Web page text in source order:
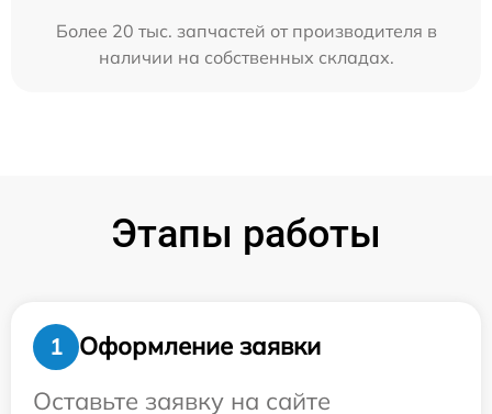
Более 20 тыс. запчастей от производителя в
наличии на собственных складах.
Этапы работы
1
Оформление заявки
Оставьте заявку на сайте